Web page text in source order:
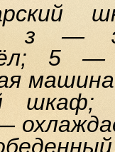
з —
5 —